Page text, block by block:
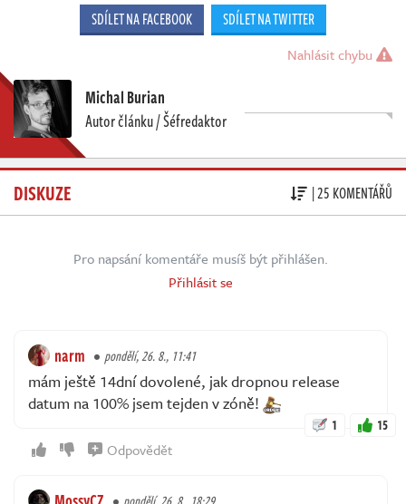
SDÍLET NA FACEBOOK SDÍLET NA TWITTER
Nahlásit chybu
Michal Burian
Autor článku / Šéfredaktor
DISKUZE | 25 KOMENTÁŘŮ
Pro napsání komentáře musíš být přihlášen.
Přihlásit se
narm pondělí, 26. 8., 11:41
mám ještě 14dní dovolené, jak dropnou release
datum na 100% jsem tejden v zóně!
1 15
Odpovědět